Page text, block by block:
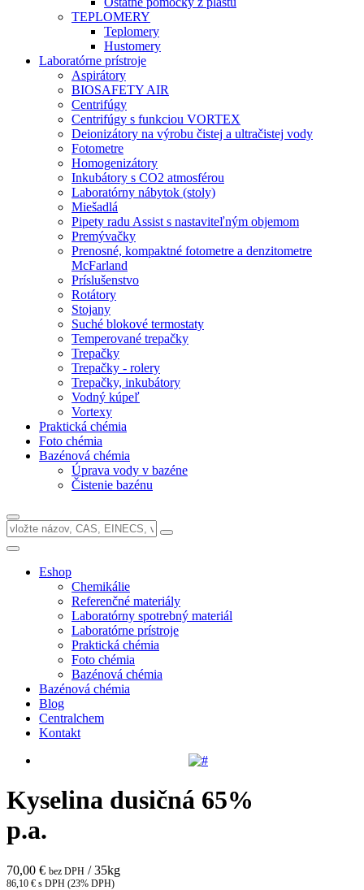
TEPLOMERY
Teplomery
Hustomery
Laboratórne prístroje
Aspirátory
BIOSAFETY AIR
Centrifúgy
Centrifúgy s funkciou VORTEX
Deionizátory na výrobu čistej a ultračistej vody
Fotometre
Homogenizátory
Inkubátory s CO2 atmosférou
Laboratórny nábytok (stoly)
Miešadlá
Pipety radu Assist s nastaviteľným objemom
Premývačky
Prenosné, kompaktné fotometre a denzitometre
McFarland
Príslušenstvo
Rotátory
Stojany
Suché blokové termostaty
Temperované trepačky
Trepačky
Trepačky - rolery
Trepačky, inkubátory
Vodný kúpeľ
Vortexy
Praktická chémia
Foto chémia
Bazénová chémia
Úprava vody v bazéne
Čistenie bazénu
Eshop
Chemikálie
Referenčné materiály
Laboratórny spotrebný materiál
Laboratórne prístroje
Praktická chémia
Foto chémia
Bazénová chémia
Bazénová chémia
Blog
Centralchem
Kontakt
Kyselina dusičná 65%
p.a.
70,00 € bez DPH / 35kg
86,10 € s DPH (23% DPH)